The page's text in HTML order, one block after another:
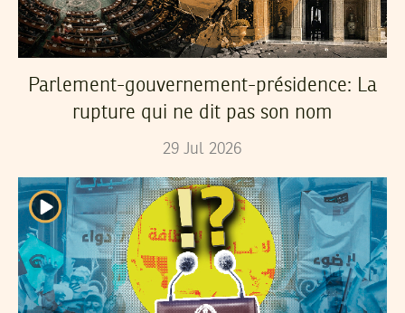
Parlement-gouvernement-présidence: La
rupture qui ne dit pas son nom
29 Jul 2026